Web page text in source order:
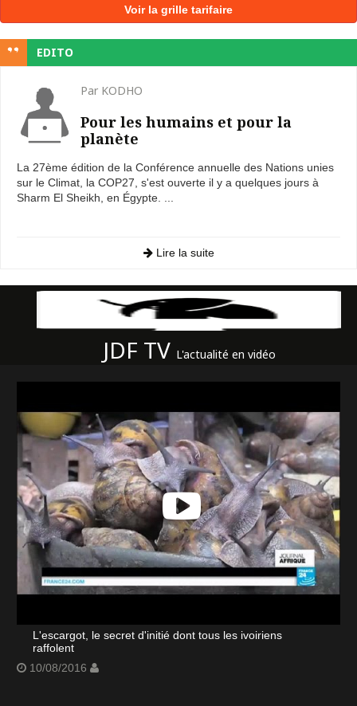
Voir la grille tarifaire
EDITO
Par KODHO
Pour les humains et pour la
planète
La 27ème édition de la Conférence annuelle des Nations unies
sur le Climat, la COP27, s'est ouverte il y a quelques jours à
Sharm El Sheikh, en Égypte. ...
Lire la suite
JDF TV L'actualité en vidéo
L'escargot, le secret d'initié dont tous les ivoiriens
raffolent
10/08/2016